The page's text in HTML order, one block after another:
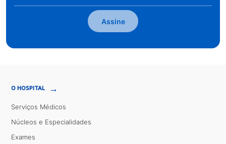
Assine
O HOSPITAL →
Serviços Médicos
Núcleos e Especialidades
Exames